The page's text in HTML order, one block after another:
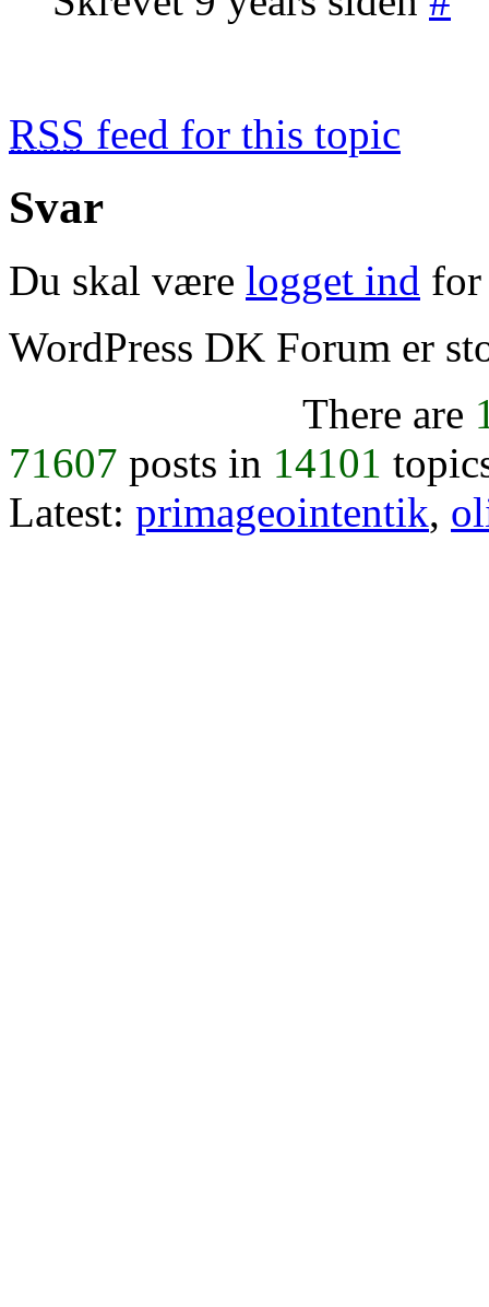
RSS feed for this topic
Svar
Du skal være logget ind for
WordPress DK Forum er
There are
71607 posts in 14101
Latest: primageointentik,